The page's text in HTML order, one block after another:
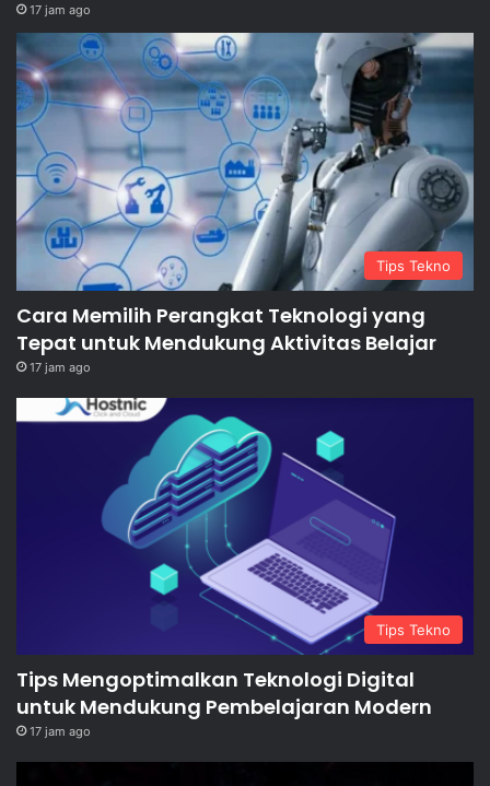
17 jam ago
Tips Tekno
Cara Memilih Perangkat Teknologi yang
Tepat untuk Mendukung Aktivitas Belajar
17 jam ago
Tips Tekno
Tips Mengoptimalkan Teknologi Digital
untuk Mendukung Pembelajaran Modern
17 jam ago